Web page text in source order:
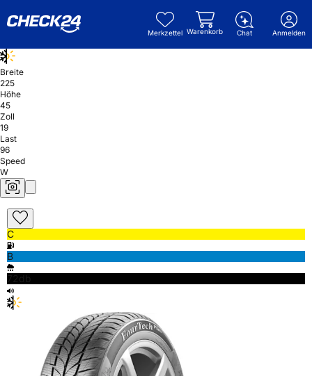
Merkzettel Warenkorb Chat Anmelden
Breite
225
Höhe
45
Zoll
19
Last
96
Speed
W
C
B
72db